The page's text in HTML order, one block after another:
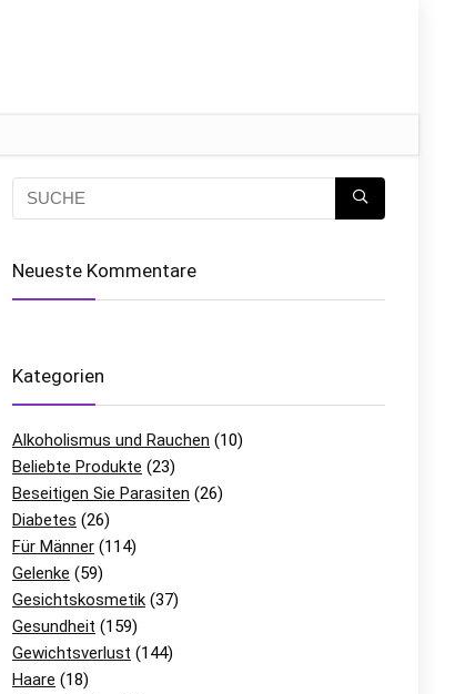
Neueste Kommentare
Kategorien
Alkoholismus und Rauchen (10)
Beliebte Produkte (23)
Beseitigen Sie Parasiten (26)
Diabetes (26)
Für Männer (114)
Gelenke (59)
Gesichtskosmetik (37)
Gesundheit (159)
Gewichtsverlust (144)
Haare (18)